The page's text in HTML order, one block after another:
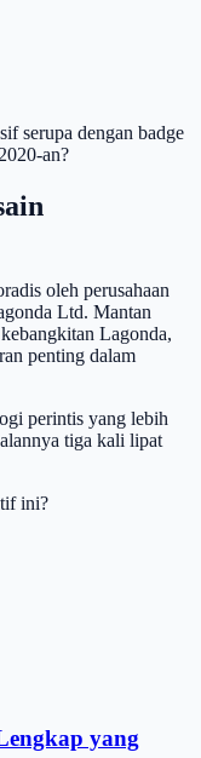
serupa dengan badge
an?
oleh perusahaan
Ltd. Mantan
Lagonda,
penting dalam
perintis yang lebih
tiga kali lipat
ini?
yang